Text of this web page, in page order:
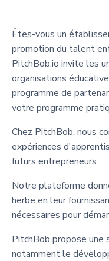
Êtes-vous un
promotion du talent
PitchBob.io invite les
organisations
programme de
votre programme
Chez PitchBob, nous
expériences
futurs entrepreneurs.
Notre plateforme
herbe en leur
nécessaires pour
PitchBob propose
notamment le